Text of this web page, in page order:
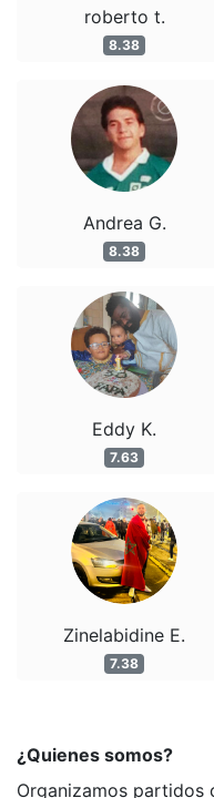
roberto t.
8.38
Andrea G.
8.38
Eddy K.
7.63
Zinelabidine E.
7.38
¿Quienes somos?
Organizamos partidos